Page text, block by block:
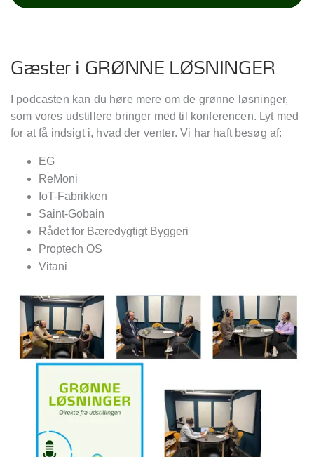
Gæster i GRØNNE LØSNINGER
I podcasten kan du høre mere om de grønne løsninger,
som vores udstillere bringer med til konferencen. Lyt med
for at få indsigt i, hvad der venter. Vi har haft besøg af:
EG
ReMoni
IoT-Fabrikken
Saint-Gobain
Rådet for Bæredygtigt Byggeri
Proptech OS
Vitani